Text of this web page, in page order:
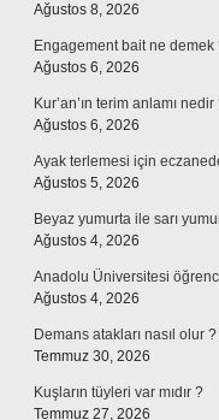
Ağustos 8, 2026
Engagement bait ne demek
Ağustos 6, 2026
Kur’an’ın terim anlamı nedir
Ağustos 6, 2026
Ayak terlemesi için
Ağustos 5, 2026
Beyaz yumurta ile sarı
Ağustos 4, 2026
Anadolu Üniversitesi
Ağustos 4, 2026
Demans atakları nasıl olur ?
Temmuz 30, 2026
Kuşların tüyleri var mıdır ?
Temmuz 27, 2026